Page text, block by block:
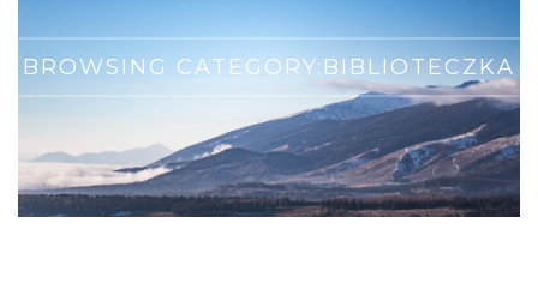
BROWSING CATEGORY:BIBLIOTECZKA